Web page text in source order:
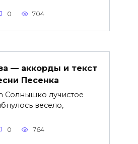
0 704
— аккорды и текст
Песенка
Солнышко лучистое
весело,
0 764